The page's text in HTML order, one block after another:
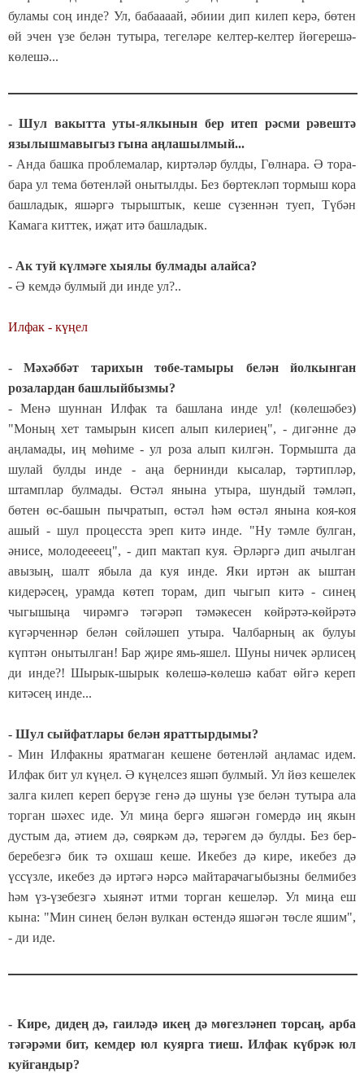
буламы соң инде? Ул, бабаааай, әбиии дип килеп керә, бөтен
өй эчен үзе белән тутыра, тегеләре келтер-келтер йөгерешә-
көлешә...
- Шул вакытта уты-ялкынын бер итеп рәсми рәвештә
язылышмавыгыз гына аңлашылмый...
- Анда башка проблемалар, киртәләр булды, Гөлнара. Ә тора-
бара ул тема бөтенләй онытылды. Без бөртекләп тормыш кора
башладык, яшәргә тырыштык, кеше сүзеннән туеп, Түбән
Камага киттек, иҗат итә башладык.
- Ак туй күлмәге хыялы булмады алайса?
- Ә кемдә булмый ди инде ул?..
Илфак - күңел
- Мәхәббәт тарихын төбе-тамыры белән йолкынган
розалардан башлыйбызмы?
- Менә шуннан Илфак та башлана инде ул! (көлешәбез)
"Моның хет тамырын кисеп алып килериең", - дигәнне дә
аңламады, иң мөһиме - ул роза алып килгән. Тормышта да
шулай булды инде - аңа бернинди кысалар, тәртипләр,
штамплар булмады. Өстәл янына утыра, шундый тәмләп,
бөтен өс-башын пычратып, өстәл һәм өстәл янына коя-коя
ашый - шул процесста эреп китә инде. "Ну тәмле булган,
әнисе, молодеееец", - дип мактап куя. Әрләргә дип ачылган
авызың, шалт ябыла да куя инде. Яки иртән ак ыштан
кидерәсең, урамда көтеп торам, дип чыгып китә - синең
чыгышыңа чирәмгә тәгәрәп тәмәкесен көйрәтә-көйрәтә
күгәрченнәр белән сөйләшеп утыра. Чалбарның ак булуы
күптән онытылган! Бар җире ямь-яшел. Шуны ничек әрлисең
ди инде?! Шырык-шырык көлешә-көлешә кабат өйгә кереп
китәсең инде...
- Шул сыйфатлары белән яраттырдымы?
- Мин Илфакны яратмаган кешене бөтенләй аңламас идем.
Илфак бит ул күңел. Ә күңелсез яшәп булмый. Ул йөз кешелек
залга килеп кереп берүзе генә дә шуны үзе белән тутыра ала
торган шәхес иде. Ул миңа бергә яшәгән гомердә иң якын
дустым да, әтием дә, сөяркәм дә, терәгем дә булды. Без бер-
беребезгә бик тә охшаш кеше. Икебез дә кире, икебез дә
үссүзле, икебез дә иртәгә нәрсә майтарачагыбызны белмибез
һәм үз-үзебезгә хыянәт итми торган кешеләр. Ул миңа еш
кына: "Мин синең белән вулкан өстендә яшәгән төсле яшим",
- ди иде.
- Кире, дидең дә, гаиләдә икең дә мөгезләнеп торсаң, арба
тәгәрәми бит, кемдер юл куярга тиеш. Илфак күбрәк юл
куйгандыр?